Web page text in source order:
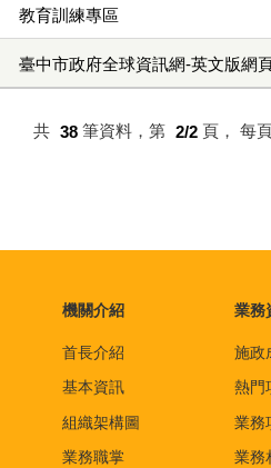
教育訓練專區
臺中市政府全球資訊網-英文版網
共 38 筆資料，第 2/2 頁， 每
機關介紹
首長介紹
基本資訊
組織架構圖
業務職掌
業務
施政
熱門
業務
業務